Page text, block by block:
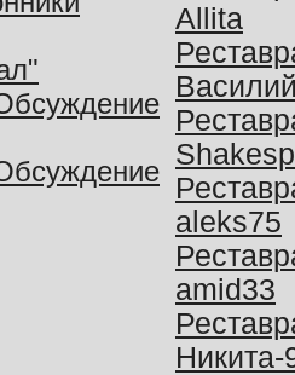
Allita
aleks75
amid33
Никита-